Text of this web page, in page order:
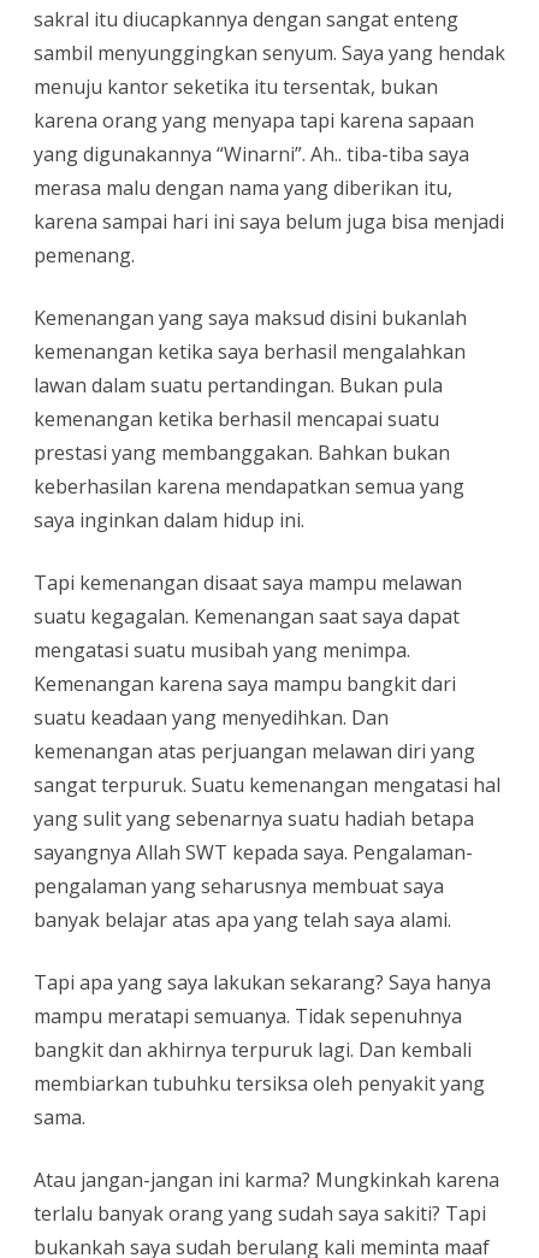
sakral itu diucapkannya dengan sangat enteng
sambil menyunggingkan senyum. Saya yang hendak
menuju kantor seketika itu tersentak, bukan
karena orang yang menyapa tapi karena sapaan
yang digunakannya “Winarni”. Ah.. tiba-tiba saya
merasa malu dengan nama yang diberikan itu,
karena sampai hari ini saya belum juga bisa menjadi
pemenang.
Kemenangan yang saya maksud disini bukanlah
kemenangan ketika saya berhasil mengalahkan
lawan dalam suatu pertandingan. Bukan pula
kemenangan ketika berhasil mencapai suatu
prestasi yang membanggakan. Bahkan bukan
keberhasilan karena mendapatkan semua yang
saya inginkan dalam hidup ini.
Tapi kemenangan disaat saya mampu melawan
suatu kegagalan. Kemenangan saat saya dapat
mengatasi suatu musibah yang menimpa.
Kemenangan karena saya mampu bangkit dari
suatu keadaan yang menyedihkan. Dan
kemenangan atas perjuangan melawan diri yang
sangat terpuruk. Suatu kemenangan mengatasi hal
yang sulit yang sebenarnya suatu hadiah betapa
sayangnya Allah SWT kepada saya. Pengalaman-
pengalaman yang seharusnya membuat saya
banyak belajar atas apa yang telah saya alami.
Tapi apa yang saya lakukan sekarang? Saya hanya
mampu meratapi semuanya. Tidak sepenuhnya
bangkit dan akhirnya terpuruk lagi. Dan kembali
membiarkan tubuhku tersiksa oleh penyakit yang
sama.
Atau jangan-jangan ini karma? Mungkinkah karena
terlalu banyak orang yang sudah saya sakiti? Tapi
bukankah saya sudah berulang kali meminta maaf